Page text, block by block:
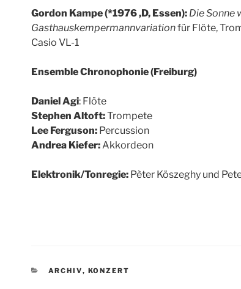
Gordon Kampe (*1976 ,D, Essen): Die Sonne
Gasthauskempermannvariationfür Flöte,
Casio VL-1
Ensemble Chronophonie (Freiburg)
Daniel Agi: Flöte
Stephen Altoft:Trompete
Lee Ferguson: Percussion
Andrea Kiefer:Akkordeon
Elektronik/Tonregie: Pèter Köszeghy und
KATEGORIEN
ARCHIV, KONZERT